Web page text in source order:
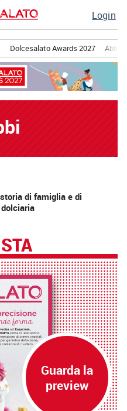
Login
Dolcesalato Awards 2027
di famiglia e di